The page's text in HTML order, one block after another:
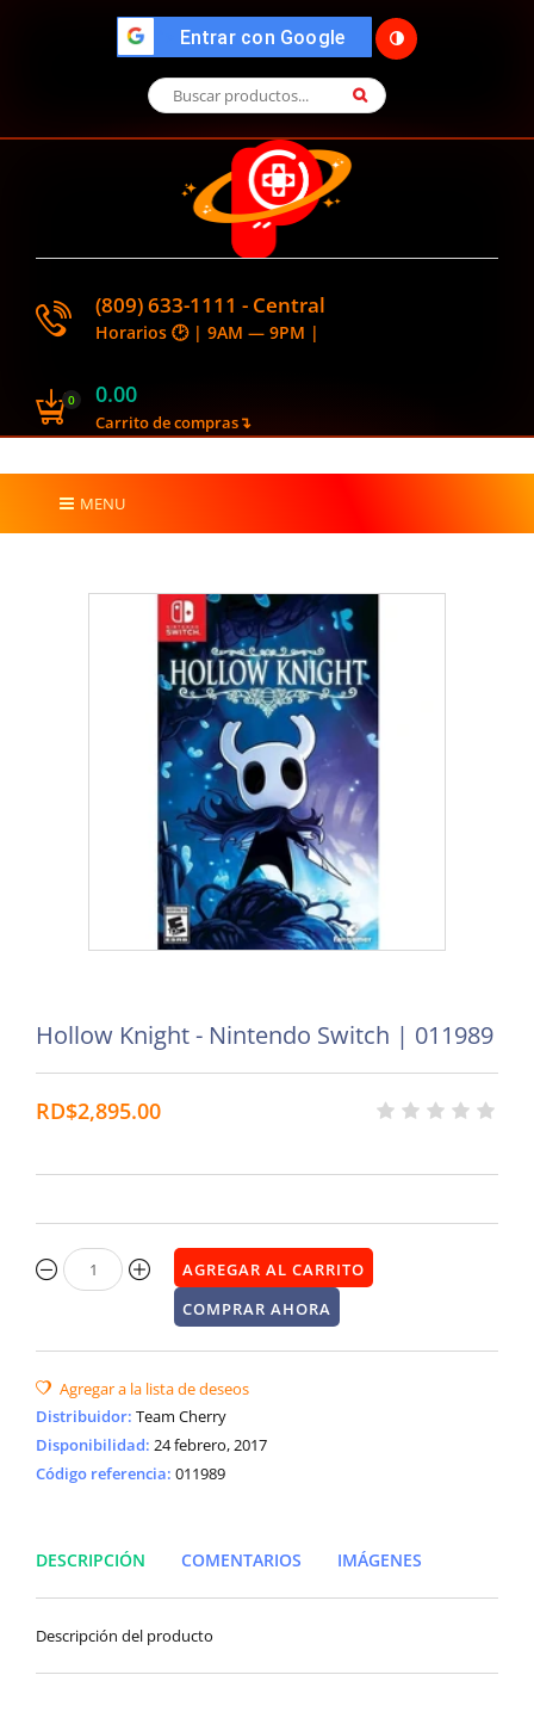
Entrar con Google 🌓
(809) 633-1111 - Central
Horarios 🕑 | 9AM — 9PM |
0 0.00
Carrito de compras↴
MENU
Hollow Knight - Nintendo Switch | 011989
RD$2,895.00
Distribuidor: Team Cherry
Disponibilidad: 24 febrero, 2017
Código referencia: 011989
DESCRIPCIÓN COMENTARIOS IMÁGENES
Descripción del producto